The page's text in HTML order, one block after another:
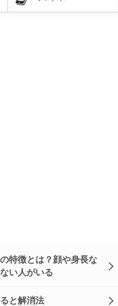
特徴とは？顔や身長な
い人がいる
と解消法